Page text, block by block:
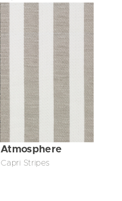
Atmosphere
Capri Stripes